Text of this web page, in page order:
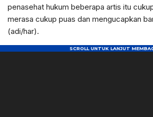
penasehat hukum beberapa artis itu
merasa cukup puas dan mengucapkan
(adi/har).